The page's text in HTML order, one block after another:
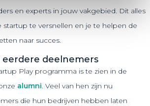
en experts in jouw vakgebied. Dit alles
te versnellen en je te helpen de
naar succes.
eerdere deelnemers
Play programma is te zien in de
alumni. Veel van hen zijn nu
die hun bedrijven hebben laten